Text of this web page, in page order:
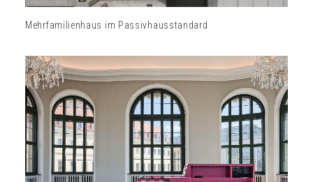
Mehrfamilienhaus im Passivhausstandard